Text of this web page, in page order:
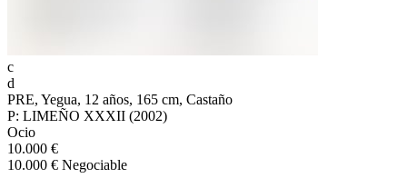
c
d
PRE, Yegua, 12 años, 165 cm, Castaño
P: LIMEÑO XXXII (2002)
Ocio
10.000 €
10.000 € Negociable